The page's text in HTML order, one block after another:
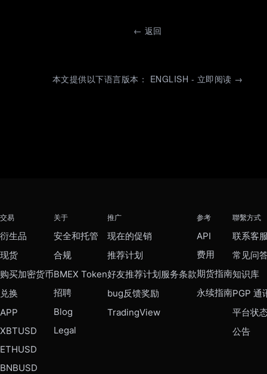
← 返回
本文提供以下语言版本： ENGLISH - 立即阅读 →
交易
衍生品
现货
购买加密货币
兑换
APP
XBTUSD
ETHUSD
BNBUSD
关于
安全和托管
合规
BMEX Token
招聘
Blog
Legal
推广
现在的促销
推荐计划
好友推荐计划服务条款
bug反馈奖励
TradingView
参考
API
费用
期货指南
永续指南
聯繫方式
联系客
常见问
知识库
PGP 通
平台状
公告